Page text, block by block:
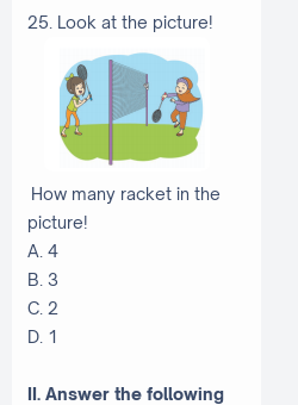
25. Look at the picture!
How many racket in the
picture!
A. 4
B. 3
C. 2
D. 1
II. Answer the following